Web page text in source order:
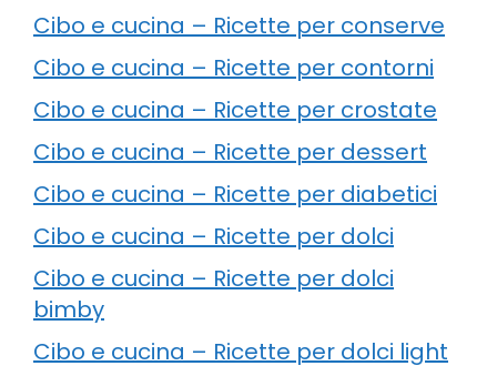
Cibo e cucina – Ricette per conserve
Cibo e cucina – Ricette per contorni
Cibo e cucina – Ricette per crostate
Cibo e cucina – Ricette per dessert
Cibo e cucina – Ricette per diabetici
Cibo e cucina – Ricette per dolci
Cibo e cucina – Ricette per dolci
bimby
Cibo e cucina – Ricette per dolci light